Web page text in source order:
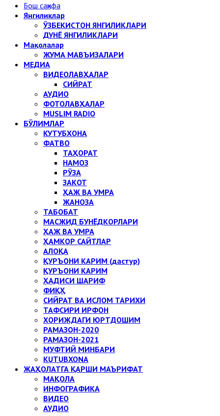
Бош саҳифа
Янгиликлар
ЎЗБЕКИСТОН ЯНГИЛИКЛАРИ
ДУНЁ ЯНГИЛИКЛАРИ
Мақолалар
ЖУМА МАВЪИЗАЛАРИ
МЕДИА
ВИДЕОЛАВҲАЛАР
СИЙРАТ
АУДИО
ФОТОЛАВҲАЛАР
MUSLIM RADIO
БЎЛИМЛАР
КУТУБХОНА
ФАТВО
ТАҲОРАТ
НАМОЗ
РЎЗА
ЗАКОТ
ҲАЖ ВА УМРА
ЖАНОЗА
ТАБОБАТ
МАСЖИД БУНЁДКОРЛАРИ
ҲАЖ ВА УМРА
ҲАМКОР САЙТЛАР
АЛОҚА
ҚУРЪОНИ КАРИМ (дастур)
ҚУРЪОНИ КАРИМ
ҲАДИСИ ШАРИФ
ФИҚҲ
СИЙРАТ ВА ИСЛОМ ТАРИХИ
ТАФСИРИ ИРФОН
ХОРИЖДАГИ ЮРТДОШИМ
РАМАЗОН-2020
РАМАЗОН-2021
МУФТИЙ МИНБАРИ
KUTUBXONA
ЖАҲОЛАТГА ҚАРШИ МАЪРИФАТ
МАҚОЛА
ИНФОГРАФИКА
ВИДЕО
АУДИО